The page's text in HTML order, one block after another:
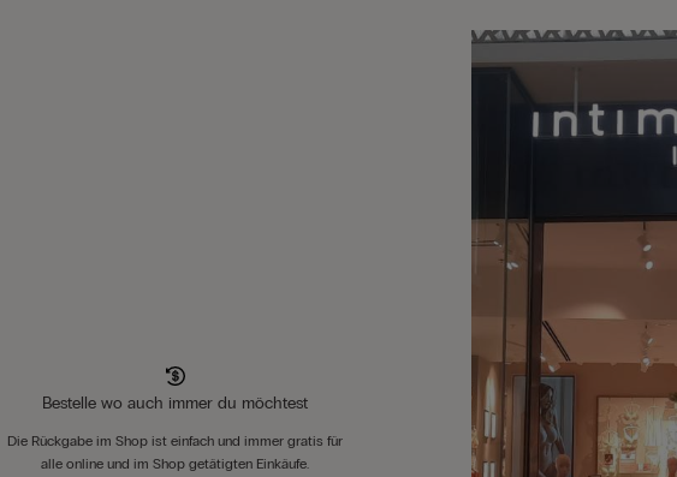
Bestelle wo auch immer du möchtest
Die Rückgabe im Shop ist einfach und immer gratis für
alle online und im Shop getätigten Einkäufe.